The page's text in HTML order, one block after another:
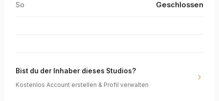
So Geschlossen
Bist du der Inhaber dieses Studios?
Kostenlos Account erstellen & Profil verwalten